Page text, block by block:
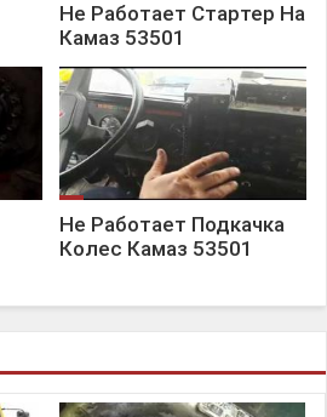
Не Работает Стартер На
Камаз 53501
Не Работает Подкачка
Колес Камаз 53501